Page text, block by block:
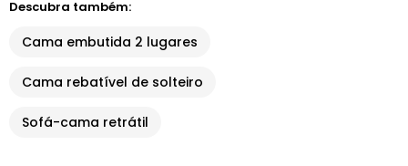
Descubra também:
Cama embutida 2 lugares
Cama rebatível de solteiro
Sofá-cama retrátil